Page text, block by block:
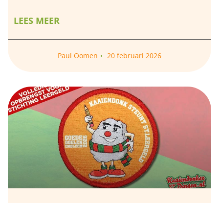
LEES MEER
Paul Oomen 20 februari 2026